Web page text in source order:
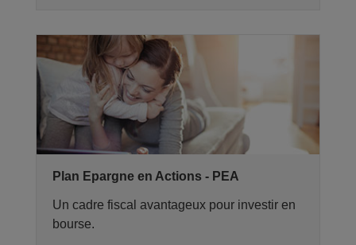
Plan Epargne en Actions - PEA
Un cadre fiscal avantageux pour investir en
bourse.